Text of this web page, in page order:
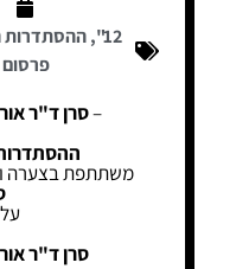
12"
,ההסתדרות
–סרן ד"ר
משתתפת בצערה
סרן ד"ר